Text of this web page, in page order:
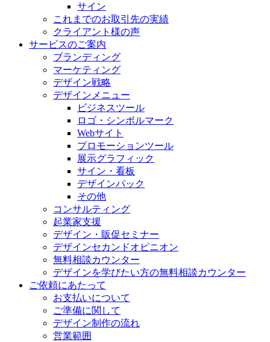
サイン
これまでのお取引先の実績
クライアント様の声
サービスのご案内
ブランディング
マーケティング
デザイン戦略
デザインメニュー
ビジネスツール
ロゴ・シンボルマーク
Webサイト
プロモーションツール
展示グラフィック
サイン・看板
デザインパック
その他
コンサルティング
起業家支援
デザイン・販促セミナー
デザインセカンドオピニオン
無料相談カウンター
デザインを学びたい方の無料相談カウンター
ご依頼にあたって
お支払いについて
ご準備に関して
デザイン制作の流れ
営業範囲